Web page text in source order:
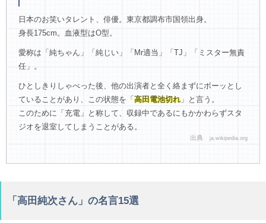
日本のお笑いタレント、俳優。東京都調布市国領出身。
身長175cm。血液型はO型。
愛称は「純ちゃん」「純じい」「Mr適当」「TJ」「ミスター無責
任」。
ひとしきりしゃべった後、他の出演者と全く絡まずにボーッとし
ていることがあり、この状態を「 高田電池切れ 」と言う。
このために「充電」と称して、収録中であるにもかかわらずスタ
ジオを退室してしまうことがある。
出典 ja.wikipedia.org
「高田純次さん」の名言15選